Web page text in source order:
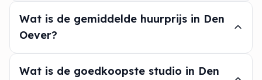
Wat is de gemiddelde huurprijs in Den
Oever?
Wat is de goedkoopste studio in Den